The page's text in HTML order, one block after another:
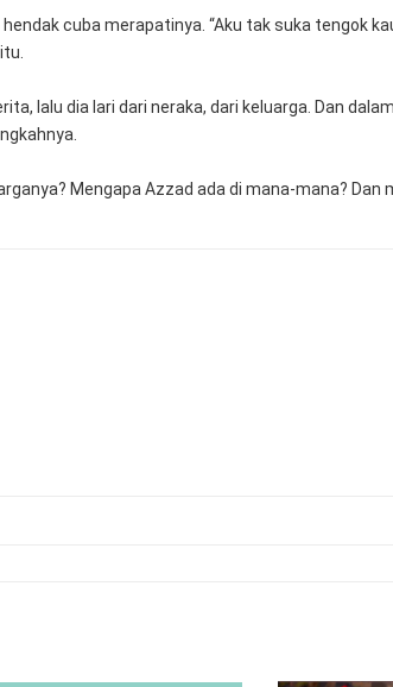
cuba merapatinya. “Aku tak suka tengok
lalu dia lari dari neraka, dari keluarga. Dan
Mengapa Azzad ada di mana-mana?